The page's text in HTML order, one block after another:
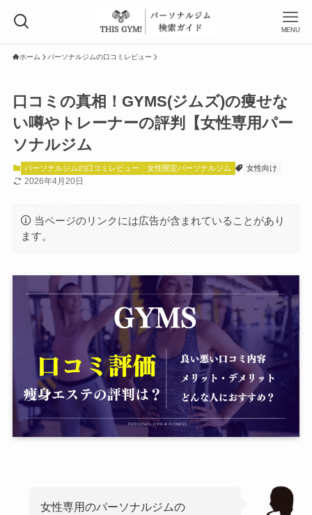
MENU
ホーム パーソナルジムの口コミレビュー
口コミの真相！GYMS(ジムズ)の痩せな
い噂やトレーナーの評判【女性専用パー
ソナルジム
パーソナルジムの口コミレビュー 女性限定パーソナルジム 女性向け
2026年4月20日
当ページのリンクには広告が含まれていることがあり
ます。
女性専用のパーソナルジムの